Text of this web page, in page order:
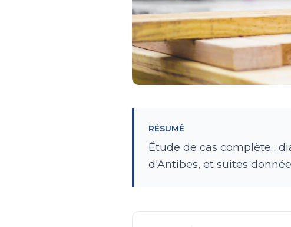
RÉSUMÉ
Étude de cas complète :
d'Antibes, et suites